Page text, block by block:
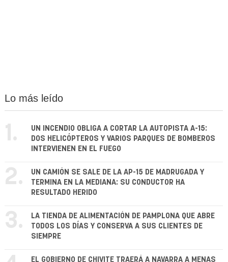
Lo más leído
1.
UN INCENDIO OBLIGA A CORTAR LA AUTOPISTA A-15:
DOS HELICÓPTEROS Y VARIOS PARQUES DE BOMBEROS
INTERVIENEN EN EL FUEGO
2.
UN CAMIÓN SE SALE DE LA AP-15 DE MADRUGADA Y
TERMINA EN LA MEDIANA: SU CONDUCTOR HA
RESULTADO HERIDO
3.
LA TIENDA DE ALIMENTACIÓN DE PAMPLONA QUE ABRE
TODOS LOS DÍAS Y CONSERVA A SUS CLIENTES DE
SIEMPRE
EL GOBIERNO DE CHIVITE TRAERÁ A NAVARRA A MENAS